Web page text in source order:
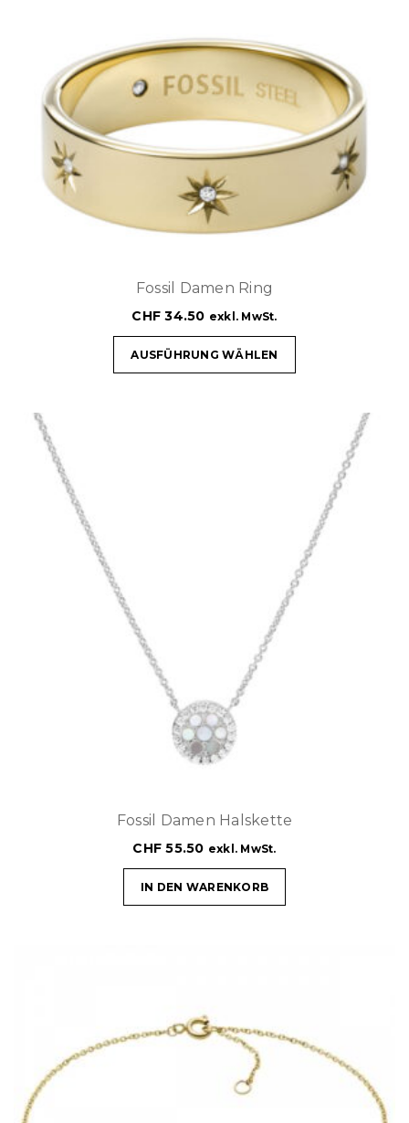
Fossil Damen Ring
CHF 34.50 exkl. MwSt.
AUSFÜHRUNG WÄHLEN
Fossil Damen Halskette
CHF 55.50 exkl. MwSt.
IN DEN WARENKORB